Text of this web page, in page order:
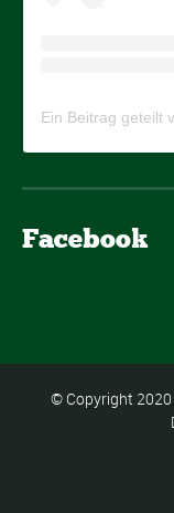
Facebook
© Copyright